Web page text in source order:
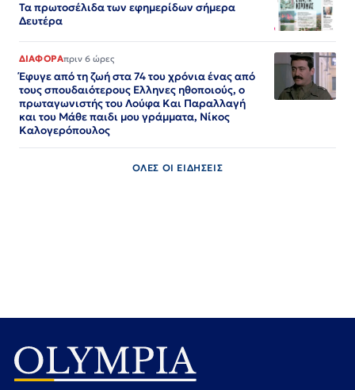
Τα πρωτοσέλιδα των εφημερίδων σήμερα
Δευτέρα
ΔΙΑΦΟΡΑπριν 6 ώρες
Έφυγε από τη ζωή στα 74 του χρόνια ένας από
τους σπουδαιότερους Ελληνες ηθοποιούς, ο
πρωταγωνιστής του Λούφα Και Παραλλαγή
και του Μάθε παιδι μου γράμματα, Νίκος
Καλογερόπουλος
ΟΛΕΣ ΟΙ ΕΙΔΗΣΕΙΣ